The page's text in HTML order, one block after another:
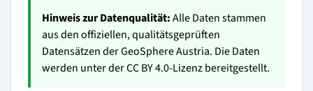
Hinweis zur Datenqualität:Alle Daten stammen
aus den offiziellen, qualitätsgeprüften
Datensätzen der GeoSphere Austria. Die Daten
werden unter derCC BY 4.0-Lizenzbereitgestellt.